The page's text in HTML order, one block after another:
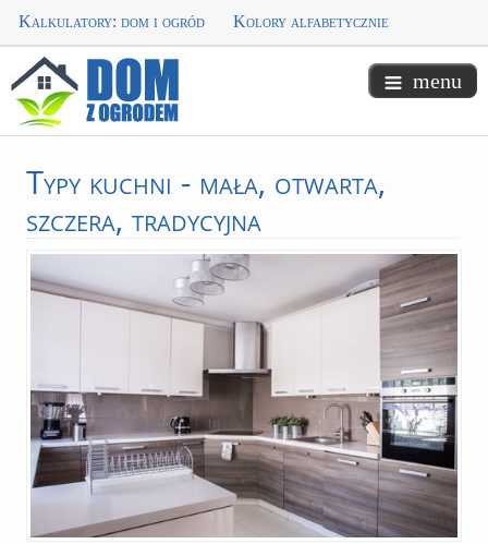
Kalkulatory: dom i ogród Kolory alfabetycznie
menu
Typy kuchni - mała, otwarta,
szczera, tradycyjna